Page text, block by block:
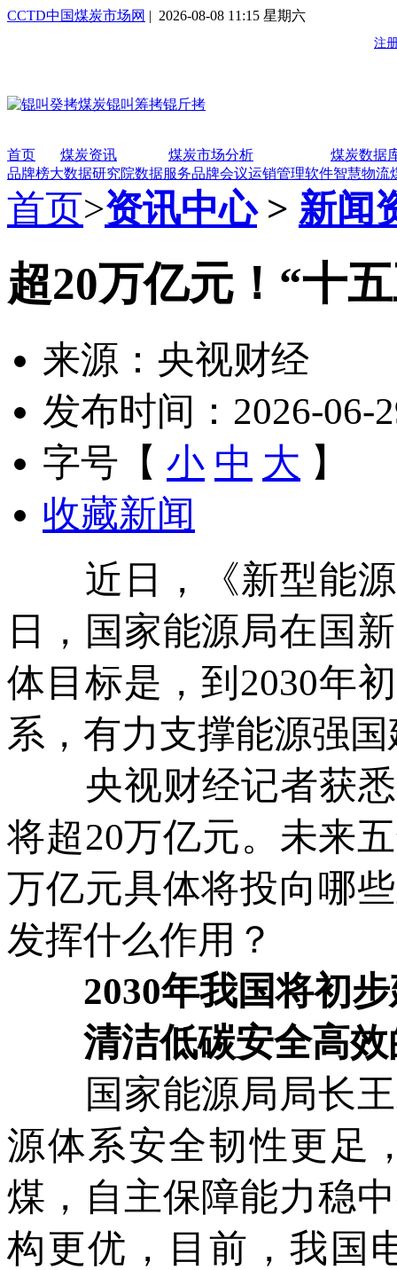
CCTD中国煤炭市场网 | 2026-08-08 11:15 星期六
首页 煤炭资讯 煤炭市场分析
煤炭数据
品牌榜大数据研究院数据服务品牌会议运销管理软件智慧物流
首页>资讯中心> 新闻
超20万亿元！“十
来源：央视财经
发布时间：2026-06-
字号【 小 中 大 】
收藏新闻
近日，《新型能源
日，国家能源局在国
体目标是，到2030年
系，有力支撑能源强
央视财经记者获悉
将超20万亿元。未来
万亿元具体将投向哪
发挥什么作用？
2030年我国将初步
清洁低碳安全高效
国家能源局局长王
源体系安全韧性更足
煤，自主保障能力稳
构更优，目前，我国